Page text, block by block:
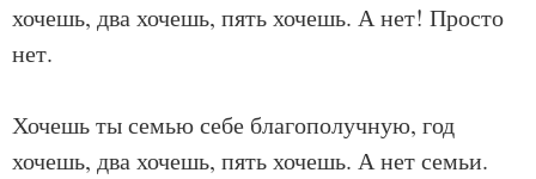
хочешь, два хочешь, пять хочешь. А нет! Просто
нет.
Хочешь ты семью себе благополучную, год
хочешь, два хочешь, пять хочешь. А нет семьи.